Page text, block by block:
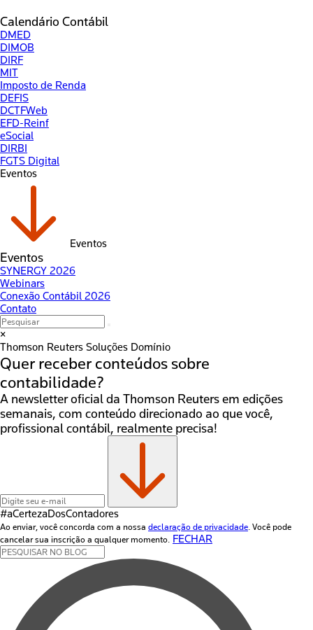
Calendário Contábil
DMED
DIMOB
DIRF
MIT
Imposto de Renda
DEFIS
DCTFWeb
EFD-Reinf
eSocial
DIRBI
FGTS Digital
Eventos
Eventos
Eventos
SYNERGY 2026
Webinars
Conexão Contábil 2026
Contato
×
Thomson Reuters Soluções Domínio
Quer receber conteúdos sobre
contabilidade?
A newsletter oficial da Thomson Reuters em edições
semanais, com conteúdo direcionado ao que você,
profissional contábil, realmente precisa!
#aCertezaDosContadores
Ao enviar, você concorda com a nossa declaração de privacidade. Você pode
cancelar sua inscrição a qualquer momento. FECHAR